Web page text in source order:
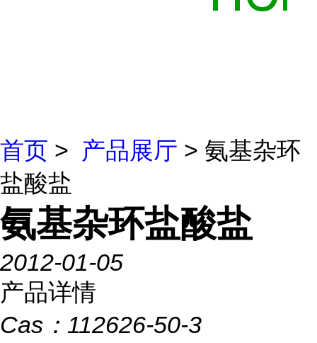
首页 > 产品展厅 > 氨基杂环
盐酸盐
氨基杂环盐酸盐
2012-01-05
产品详情
Cas： 112626-50-3